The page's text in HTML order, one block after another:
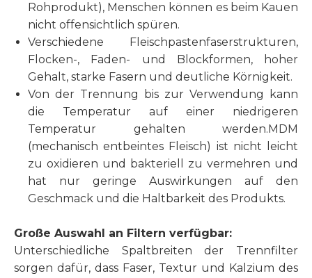
Rohprodukt), Menschen können es beim Kauen
nicht offensichtlich spüren.
Verschiedene Fleischpastenfaserstrukturen,
Flocken-, Faden- und Blockformen, hoher
Gehalt, starke Fasern und deutliche Körnigkeit.
Von der Trennung bis zur Verwendung kann
die Temperatur auf einer niedrigeren
Temperatur gehalten werden.MDM
(mechanisch entbeintes Fleisch) ist nicht leicht
zu oxidieren und bakteriell zu vermehren und
hat nur geringe Auswirkungen auf den
Geschmack und die Haltbarkeit des Produkts.
Große Auswahl an Filtern verfügbar:
Unterschiedliche Spaltbreiten der Trennfilter
sorgen dafür, dass Faser, Textur und Kalzium des